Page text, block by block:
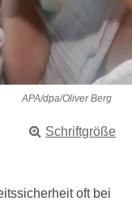
APA/dpa/Oliver Berg
Schriftgröße
oft bei